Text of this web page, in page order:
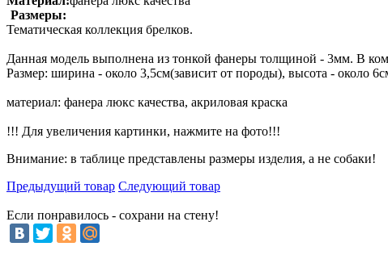
Размеры:
Тематическая коллекция брелков.
Данная модель выполнена из тонкой фанеры толщиной - 3мм. В
Размер: ширина - около 3,5см(зависит от породы), высота - около
материал: фанера люкс качества, акриловая краска
!!! Для увеличения картинки, нажмите на фото!!!
Внимание: в таблице представлены размеры изделия, а не собаки!
Предыдущий товар Следующий товар
Если понравилось - сохрани на стену!